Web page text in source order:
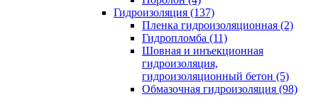
Гидроизоляция (137)
Пленка гидроизоляционная (2)
Гидропломба (11)
Шовная и инъекционная
гидроизоляция,
гидроизоляционный бетон (5)
Обмазочная гидроизоляция (98)